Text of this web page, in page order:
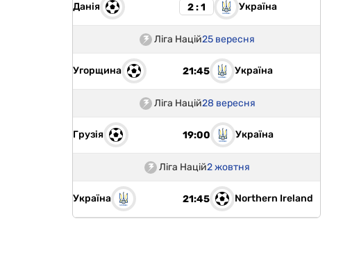
Данія 2 : 1 Україна
Ліга Націй25 вересня
Угорщина 21:45 Україна
Ліга Націй28 вересня
Грузія 19:00 Україна
Ліга Націй2 жовтня
Україна 21:45 Northern Ireland